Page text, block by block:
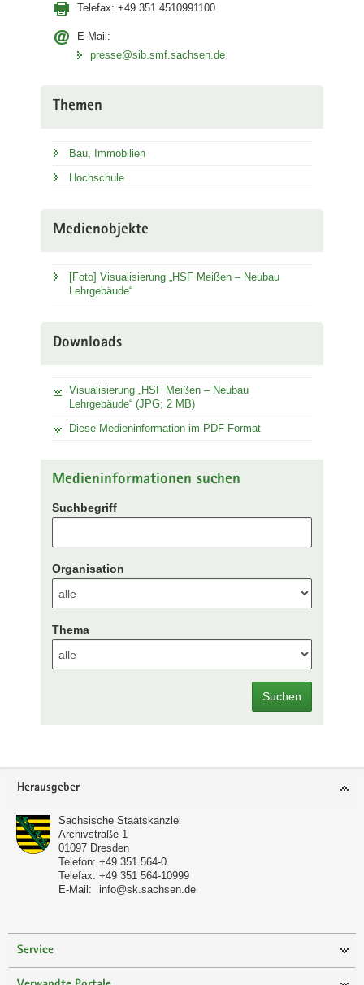
Telefax: +49 351 4510991100
E-Mail:
presse@sib.smf.sachsen.de
Themen
Bau, Immobilien
Hochschule
Medienobjekte
[Foto] Visualisierung „HSF Meißen – Neubau
Lehrgebäude“
Downloads
Visualisierung „HSF Meißen – Neubau
Lehrgebäude“ (JPG; 2 MB)
Diese Medieninformation im PDF-Format
Medieninformationen suchen
Suchbegriff
Organisation
Thema
Suchen
Footer-
Herausgeber
Sächsische Staatskanzlei
Archivstraße 1
01097 Dresden
Telefon: +49 351 564-0
Telefax: +49 351 564-10999
E-Mail:
info@sk.sachsen.de
Service